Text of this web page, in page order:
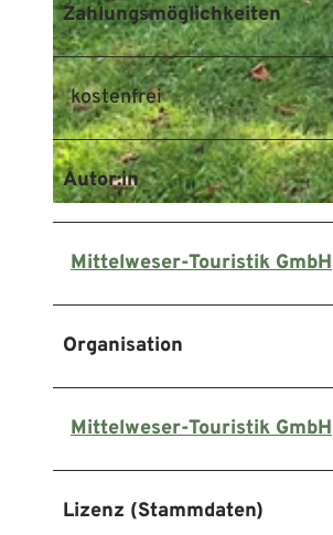
© Mittelweser-Touristik GmbH |CC-BY
Zahlungsmöglichkeiten
kostenfrei
Autor:in
Mittelweser-Touristik GmbH
Organisation
Mittelweser-Touristik GmbH
Lizenz (Stammdaten)